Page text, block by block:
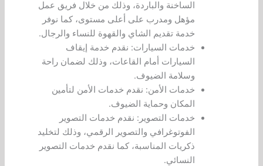
الساخنة والباردة، وذلك من خلال فريق عمل
مؤهل ومدرب على أعلى مستوى، كما نوفر
خدمة تقديم الشاي والقهوة للنساء والرجال.
خدمات السيارات: نقدم خدمة إيقاف
السيارات أمام القاعات، وذلك لضمان راحة
وسلامة الضيوف.
خدمات الأمن: نقدم خدمات الأمن لتأمين
المكان وحماية الضيوف.
خدمات التصوير: نقدم خدمات التصوير
الفوتوغرافي والتصوير الرقمي، وذلك لتخليد
ذكريات المناسبة، كما نقدم خدمات التصوير
النسائي.